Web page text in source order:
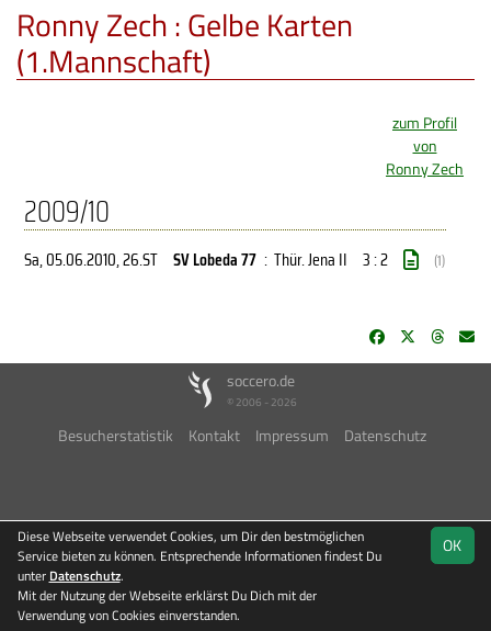
Ronny Zech : Gelbe Karten
(1.Mannschaft)
zum Profil
von
Ronny Zech
2009/10
Sa, 05.06.2010, 26.ST SV Lobeda 77 : Thür. Jena II 3 : 2 (1)
soccero.de
© 2006 - 2026
Besucherstatistik Kontakt Impressum Datenschutz
OK
Diese Webseite verwendet Cookies, um Dir den bestmöglichen
Service bieten zu können. Entsprechende Informationen findest Du
unter Datenschutz.
Mit der Nutzung der Webseite erklärst Du Dich mit der
Verwendung von Cookies einverstanden.